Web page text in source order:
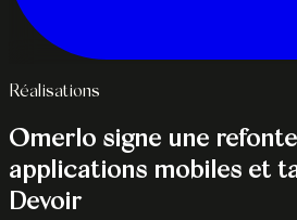
Réalisations
Omerlo signe une
applications mobiles et
Devoir